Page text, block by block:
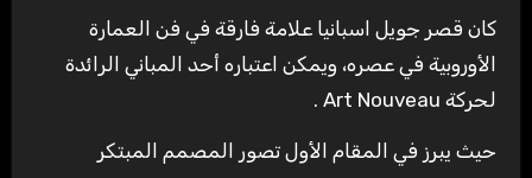
كان قصر جويل اسبانيا علامة فارقة في فن العمارة
الأوروبية في عصره، ويمكن اعتباره أحد المباني الرائدة
لحركة Art Nouveau .
حيث يبرز في المقام الأول تصور المصمم المبتكر